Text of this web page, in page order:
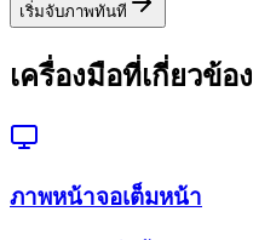
เริ่มจับภาพทันที
เครื่องมือที่เกี่ยวข้อง
ภาพหน้าจอเต็มหน้า